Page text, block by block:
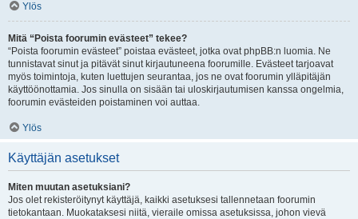
Ylös
Mitä “Poista foorumin evästeet” tekee?
“Poista foorumin evästeet” poistaa evästeet, jotka ovat phpBB:n luomia. Ne
tunnistavat sinut ja pitävät sinut kirjautuneena foorumille. Evästeet tarjoavat
myös toimintoja, kuten luettujen seurantaa, jos ne ovat foorumin ylläpitäjän
käyttöönottamia. Jos sinulla on sisään tai uloskirjautumisen kanssa ongelmia,
foorumin evästeiden poistaminen voi auttaa.
Ylös
Käyttäjän asetukset
Miten muutan asetuksiani?
Jos olet rekisteröitynyt käyttäjä, kaikki asetuksesi tallennetaan foorumin
tietokantaan. Muokataksesi niitä, vieraile omissa asetuksissa, johon vievä